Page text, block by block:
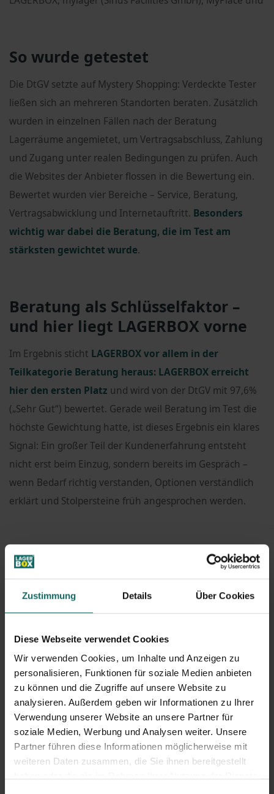
Zustimmung Details Über Cookies
Diese Webseite verwendet Cookies
Wir verwenden Cookies, um Inhalte und Anzeigen zu
personalisieren, Funktionen für soziale Medien anbieten
zu können und die Zugriffe auf unsere Website zu
analysieren. Außerdem geben wir Informationen zu Ihrer
Verwendung unserer Website an unsere Partner für
soziale Medien, Werbung und Analysen weiter. Unsere
Partner führen diese Informationen möglicherweise mit
weiteren Daten zusammen, die Sie ihnen bereitgestellt
So wurde getestet
Die DtGV setzte auf Mystery Shopping: Verdeckte Tester
ließen sich an mehreren Standorten beraten. Zusätzlich
wurden in einzelnen Fällen nach der Beratung
Lagerräume angemietet, um Vertragsabschluss, Zahlung
und Zugang unter realen Bedingungen zu prüfen. Auch
die Websites der Anbieter flossen in die Bewertung ein.
Bewertet wurden vier Bereiche – Service, Beratung,
Vertragsabwicklung und Internetauftritt. Besonders
wichtig war dabei die Beratung, die im Test am
stärksten gewichtet wurde.
Beratung als Schlüsselfaktor –
und hier liegt LAGERBOX vorne
Im Ergebnis sticht LAGERBOX vor allem in der
Teilkategorie Beratung heraus: LAGERBOX erreicht
hier den ersten Platz und wird von der DtGV mit 97,6%
(„Sehr Gut“) bewertet. Gerade weil Beratung im Test die
höchste Gewichtung hatte, ist dieses Ergebnis ein klares
Signal: Ein großer Teil der Kundenerfahrung entsteht
nicht erst beim Einzug, sondern bereits im Gespräch –
wenn Bedarf richtig verstanden, Optionen verständlich
erklärt und Stolpersteine früh angesprochen werden.
Was die DtGV in der Beratung
generell kritisch sieht
Der Test zeigt gleichzeitig, wo Beratung in der Branche
werden häufig gut geklärt, aber nicht immer wird sauber
erklärt, welche Gegenstände eingelagert werden dürfen
und welche nicht. Auch beim Thema Versicherung fehlen
teils ausreichende Hinweise. Genau solche Punkte sind in
der Praxis entscheidend, weil sie später Ärger
verhindern.